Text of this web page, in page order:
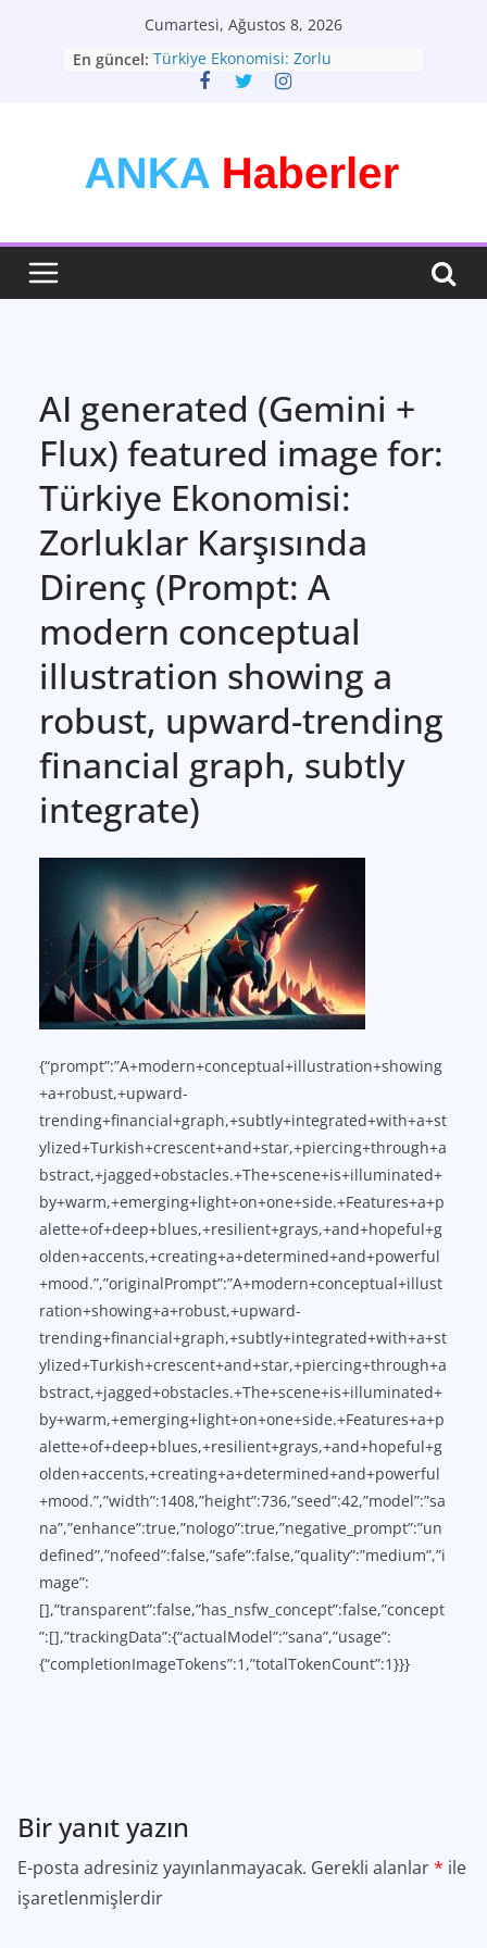
Cumartesi, Ağustos 8, 2026
En güncel: Türkiye Ekonomisi: Zorlu
Dönemeçte Yeni Adımlar
Daha Fazlası
Bütünsel Sağlık: Yaşam Kalitenizin
AI generated (Gemini +
Flux) featured image for:
Türkiye Ekonomisi:
Zorluklar Karşısında
Direnç (Prompt: A
modern conceptual
illustration showing a
robust, upward-trending
financial graph, subtly
integrate)
{“prompt”:”A+modern+conceptual+illustration+showing
+a+robust,+upward-
trending+financial+graph,+subtly+integrated+with+a+st
ylized+Turkish+crescent+and+star,+piercing+through+a
bstract,+jagged+obstacles.+The+scene+is+illuminated+
by+warm,+emerging+light+on+one+side.+Features+a+p
alette+of+deep+blues,+resilient+grays,+and+hopeful+g
olden+accents,+creating+a+determined+and+powerful
+mood.”,”originalPrompt”:”A+modern+conceptual+illust
ration+showing+a+robust,+upward-
trending+financial+graph,+subtly+integrated+with+a+st
ylized+Turkish+crescent+and+star,+piercing+through+a
bstract,+jagged+obstacles.+The+scene+is+illuminated+
by+warm,+emerging+light+on+one+side.+Features+a+p
alette+of+deep+blues,+resilient+grays,+and+hopeful+g
olden+accents,+creating+a+determined+and+powerful
+mood.”,”width”:1408,”height”:736,”seed”:42,”model”:”sa
na”,”enhance”:true,”nologo”:true,”negative_prompt”:”un
defined”,”nofeed”:false,”safe”:false,”quality”:”medium”,”i
mage”:
[],”transparent”:false,”has_nsfw_concept”:false,”concept
”:[],”trackingData”:{“actualModel”:”sana”,”usage”:
{“completionImageTokens”:1,”totalTokenCount”:1}}}
Bir yanıt yazın
E-posta adresiniz yayınlanmayacak. Gerekli alanlar* ile
işaretlenmişlerdir